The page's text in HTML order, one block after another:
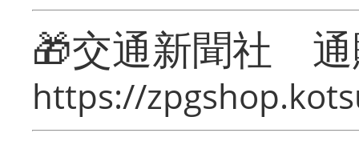
🎁交通新聞社
https://